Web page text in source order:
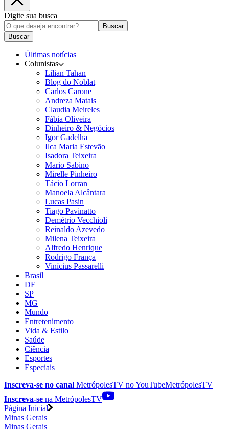
Digite sua busca
Buscar
Buscar
Últimas notícias
Colunistas
Lilian Tahan
Blog do Noblat
Carlos Carone
Andreza Matais
Claudia Meireles
Fábia Oliveira
Dinheiro & Negócios
Igor Gadelha
Ilca Maria Estevão
Isadora Teixeira
Mario Sabino
Mirelle Pinheiro
Tácio Lorran
Manoela Alcântara
Lucas Pasin
Tiago Pavinatto
Demétrio Vecchioli
Reinaldo Azevedo
Milena Teixeira
Alfredo Henrique
Rodrigo França
Vinícius Passarelli
Brasil
DF
SP
MG
Mundo
Entretenimento
Vida & Estilo
Saúde
Ciência
Esportes
Especiais
Inscreva-se no canal MetrópolesTV noYouTubeMetrópolesTV
Inscreva-se na MetrópolesTV
Página Inicial
Minas Gerais
Minas Gerais